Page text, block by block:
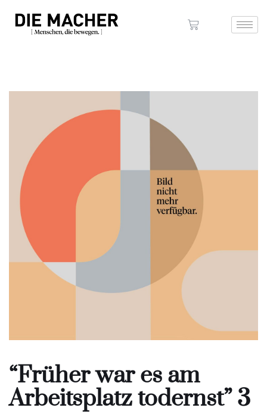
“Früher war es am
Arbeitsplatz todernst” 3